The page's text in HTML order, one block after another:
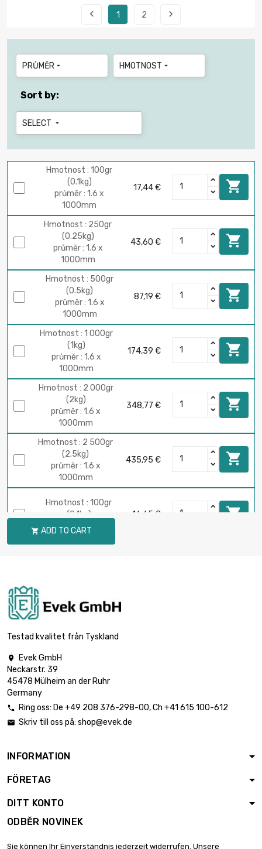
 1 2 
PRŮMĚR  HMOTNOST 
Sort by:
SELECT 
Hmotnost : 100gr
(0.1kg)
průměr : 1.6 x
1000mm
17,44 € 
Hmotnost : 250gr
(0.25kg)
průměr : 1.6 x
1000mm
43,60 € 
Hmotnost : 500gr
(0.5kg)
průměr : 1.6 x
1000mm
87,19 € 
Hmotnost : 1 000gr
(1kg)
průměr : 1.6 x
1000mm
174,39 € 
Hmotnost : 2 000gr
(2kg)
průměr : 1.6 x
1000mm
348,77 € 
Hmotnost : 2 500gr
(2.5kg)
průměr : 1.6 x
1000mm
435,95 € 
Hmotnost : 100gr
(0.1kg)
průměr : 2 x 1000mm
16,65 € 
Hmotnost : 100gr
1000mm
Hmotnost : 250gr
průměr : 2.4 x
(0.5kg)
1000mm
1000mm
Hmotnost : 2 000gr
328,83 €
 ADD TO CART
Testad kvalitet från Tyskland

Evek GmbH
Neckarstr. 39
45478 Mülheim an der Ruhr
Germany
 Ring oss: De +49 208 376-298-00, Ch +41 615 100-612
 Skriv till oss på: shop@evek.de
INFORMATION
FÖRETAG
DITT KONTO
ODBĚR NOVINEK
Sie können Ihr Einverständnis jederzeit widerrufen. Unsere